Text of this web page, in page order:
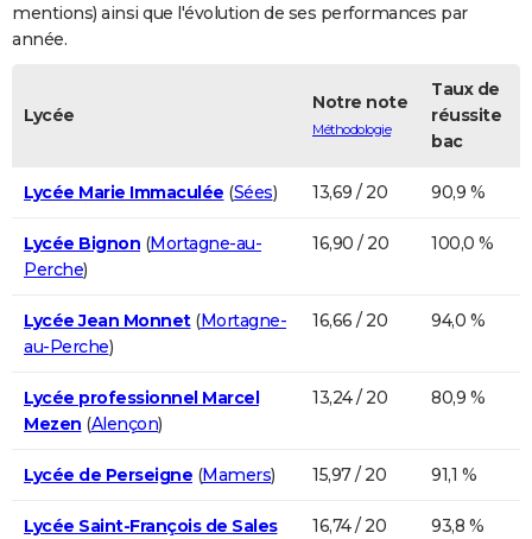
mentions) ainsi que l'évolution de ses performances par
année.
Lycée
Notre note
Méthodologie
Taux de
réussite
bac
Lycée Marie Immaculée (Sées) 13,69 / 20 90,9 %
Lycée Bignon (Mortagne-au-
Perche)
16,90 / 20 100,0 %
Lycée Jean Monnet(Mortagne-
au-Perche)
16,66 / 20 94,0 %
Lycée professionnel Marcel
Mezen (Alençon)
13,24 / 20 80,9 %
Lycée de Perseigne (Mamers) 15,97 / 20 91,1 %
Lycée Saint-François de Sales
16,74 / 20 93,8 %